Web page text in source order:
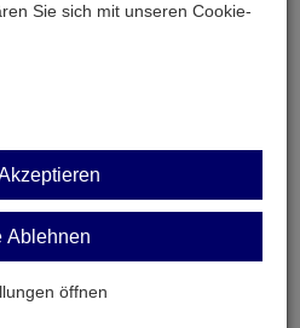
Sie sich mit unseren Cookie-
Ablehnen
öffnen